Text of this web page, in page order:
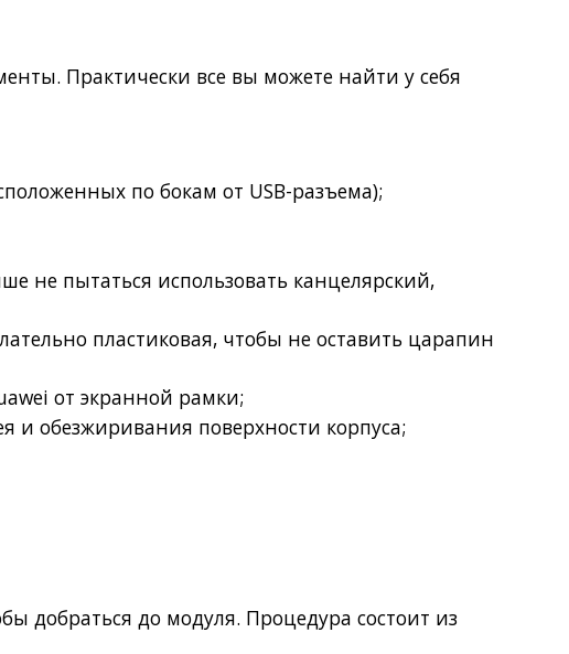
Практически все вы можете найти у себя
по бокам от USB-разъема);
не пытаться использовать канцелярский,
пластиковая, чтобы не оставить царапин
от экранной рамки;
и обезжиривания поверхности корпуса;
добраться до модуля. Процедура состоит из